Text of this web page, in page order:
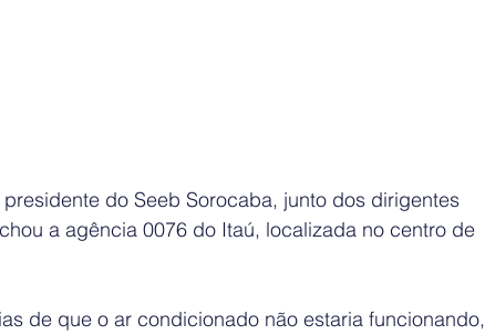
do Seeb Sorocaba, junto dos dirigentes
a agência 0076 do Itaú, localizada no centro de
de que o ar condicionado não estaria funcionando,